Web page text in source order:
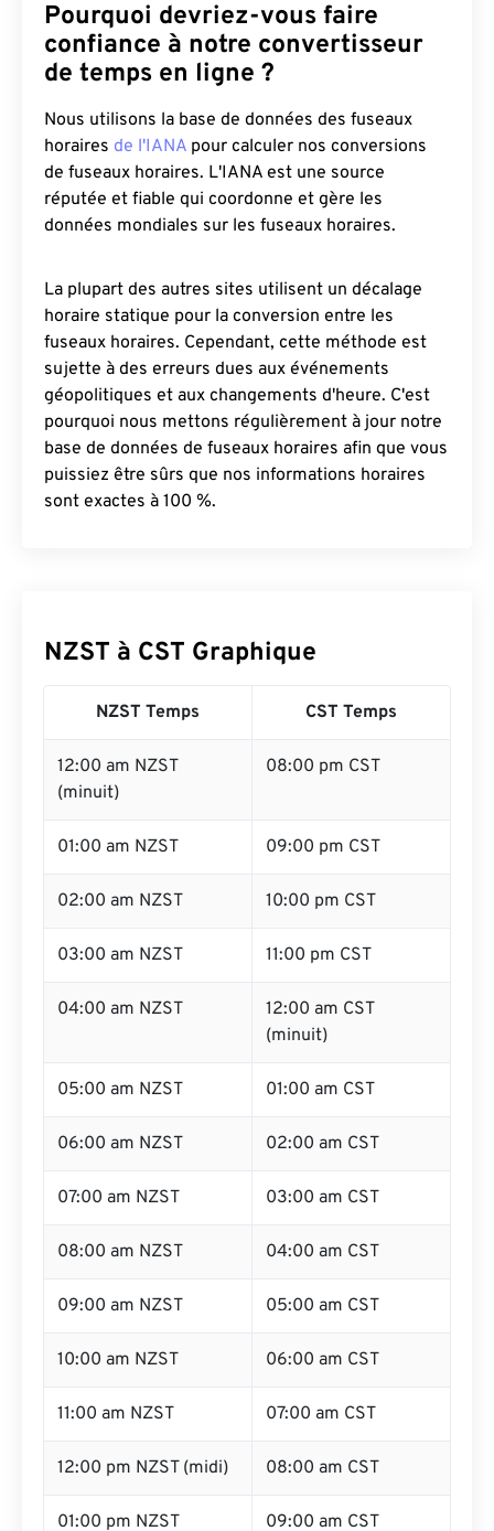
Pourquoi devriez-vous faire
confiance à notre convertisseur
de temps en ligne ?
Nous utilisons la base de données des fuseaux
horaires de l'IANA pour calculer nos conversions
de fuseaux horaires. L'IANA est une source
réputée et fiable qui coordonne et gère les
données mondiales sur les fuseaux horaires.
La plupart des autres sites utilisent un décalage
horaire statique pour la conversion entre les
fuseaux horaires. Cependant, cette méthode est
sujette à des erreurs dues aux événements
géopolitiques et aux changements d'heure. C'est
pourquoi nous mettons régulièrement à jour notre
base de données de fuseaux horaires afin que vous
puissiez être sûrs que nos informations horaires
sont exactes à 100 %.
NZST à CST Graphique
NZST Temps CST Temps
12:00 am NZST
(minuit)
08:00 pm CST
01:00 am NZST 09:00 pm CST
02:00 am NZST 10:00 pm CST
03:00 am NZST 11:00 pm CST
04:00 am NZST
12:00 am CST
(minuit)
05:00 am NZST 01:00 am CST
06:00 am NZST 02:00 am CST
07:00 am NZST 03:00 am CST
08:00 am NZST 04:00 am CST
09:00 am NZST 05:00 am CST
10:00 am NZST 06:00 am CST
11:00 am NZST 07:00 am CST
12:00 pm NZST (midi) 08:00 am CST
01:00 pm NZST 09:00 am CST